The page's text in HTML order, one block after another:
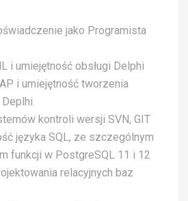
jako Programista
i umiejętność obsługi Delphi
i umiejętność tworzenia
kontroli wersji SVN, GIT
języka SQL, ze szczególnym
funkcji w PostgreSQL 11 i 12
relacyjnych baz